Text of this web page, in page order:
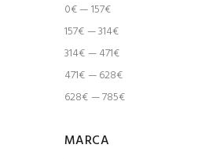
0€ — 157€
157€ — 314€
314€ — 471€
471€ — 628€
628€ — 785€
MARCA